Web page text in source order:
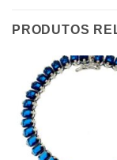
PRODUTOS